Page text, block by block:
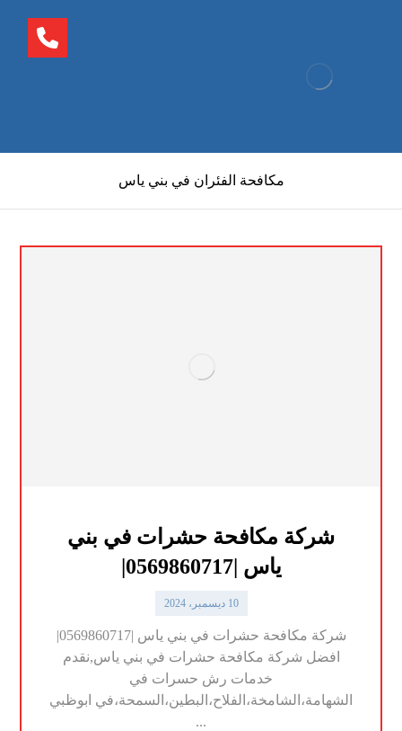
مكافحة الفئران في بني ياس
شركة مكافحة حشرات في بني
ياس |0569860717|
10 ديسمبر، 2024
شركة مكافحة حشرات في بني ياس |0569860717|
افضل شركة مكافحة حشرات في بني ياس,نقدم
خدمات رش حسرات في
الشهامة،الشامخة،الفلاح،البطين،السمحة،في ابوظبي
...